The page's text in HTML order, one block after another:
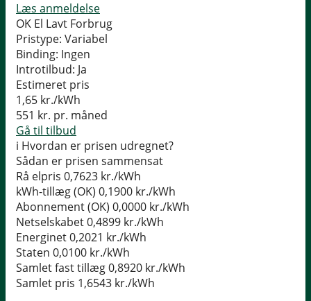
Læs anmeldelse
OK El Lavt Forbrug
Pristype: Variabel
Binding: Ingen
Introtilbud: Ja
Estimeret pris
1,65 kr./kWh
551 kr. pr. måned
Gå til tilbud
i Hvordan er prisen udregnet?
Sådan er prisen sammensat
Rå elpris 0,7623 kr./kWh
kWh-tillæg (OK) 0,1900 kr./kWh
Abonnement (OK) 0,0000 kr./kWh
Netselskabet0,4899 kr./kWh
Energinet0,2021 kr./kWh
Staten 0,0100 kr./kWh
Samlet fast tillæg0,8920 kr./kWh
Samlet pris 1,6543 kr./kWh